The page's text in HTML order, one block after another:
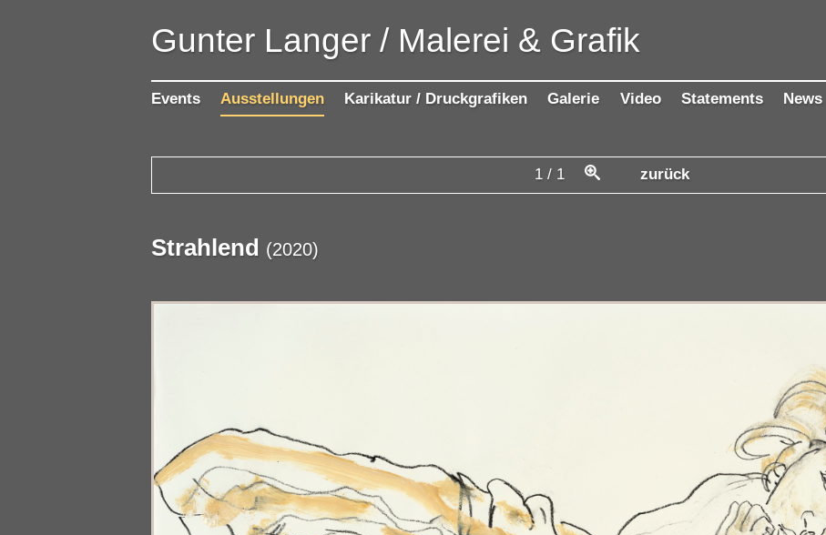
Gunter Langer / Malerei & Grafik
Events Ausstellungen Karikatur / Druckgrafiken Galerie Video Statements News
1/ 1 zurück
Strahlend (2020)